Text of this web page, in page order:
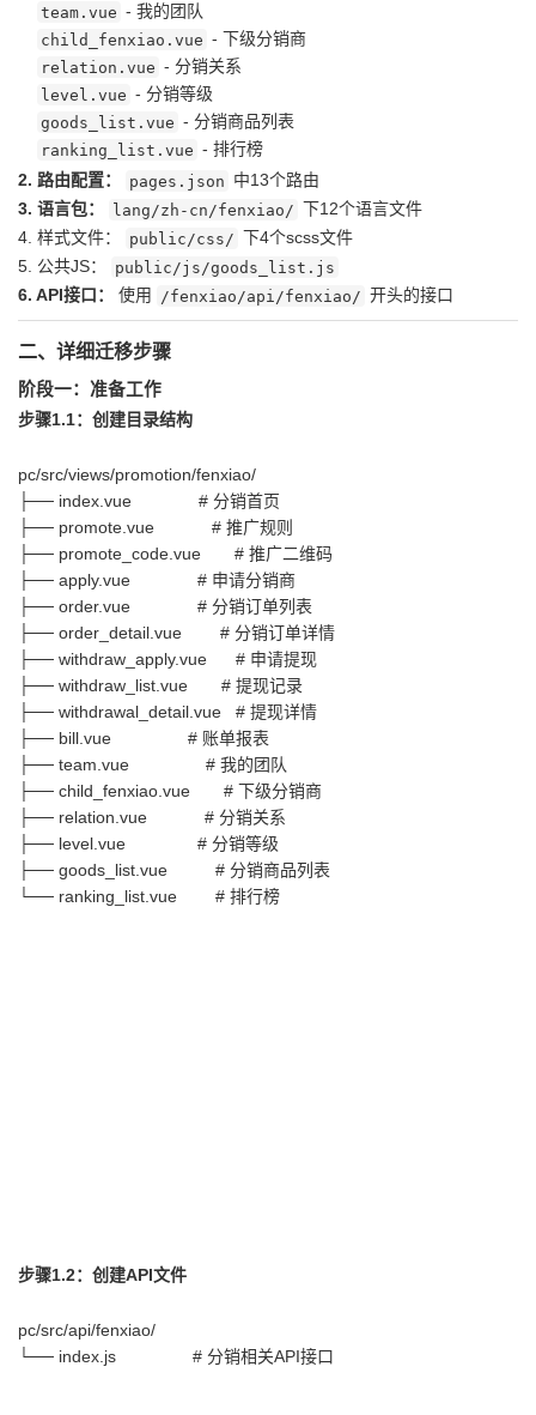
team.vue - 我的团队
child_fenxiao.vue - 下级分销商
relation.vue - 分销关系
level.vue - 分销等级
goods_list.vue - 分销商品列表
ranking_list.vue - 排行榜
2. 路由配置：
pages.json 中13个路由
3. 语言包：
lang/zh-cn/fenxiao/ 下12个语言文件
4. 样式文件：
public/css/ 下4个scss文件
5. 公共JS：
public/js/goods_list.js
6. API接口： 使用 /fenxiao/api/fenxiao/ 开头的接口
二、详细迁移步骤
阶段一：准备工作
步骤1.1：创建目录结构
pc/src/views/promotion/fenxiao/
├── index.vue # 分销首页
├── promote.vue # 推广规则
├── promote_code.vue # 推广二维码
├── apply.vue # 申请分销商
├── order.vue # 分销订单列表
├── order_detail.vue # 分销订单详情
├── withdraw_apply.vue # 申请提现
├── withdraw_list.vue # 提现记录
├── withdrawal_detail.vue # 提现详情
├── bill.vue # 账单报表
├── team.vue # 我的团队
├── child_fenxiao.vue # 下级分销商
├── relation.vue # 分销关系
├── level.vue # 分销等级
├── goods_list.vue # 分销商品列表
└── ranking_list.vue # 排行榜
步骤1.2：创建API文件
pc/src/api/fenxiao/
└── index.js # 分销相关API接口